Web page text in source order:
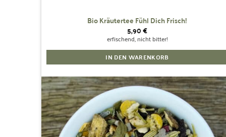
Bio Kräutertee Fühl Dich Frisch!
5,90€
erfischend, nicht bitter!
IN DEN WARENKORB
Zur
Wunschliste
hinzufügen